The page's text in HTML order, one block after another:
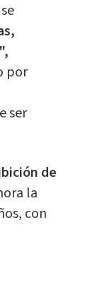
por
ser
de
la
con